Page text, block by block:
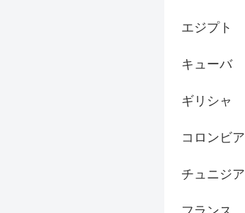
エジプト
キューバ
ギリシャ
コロンビア
チュニジア